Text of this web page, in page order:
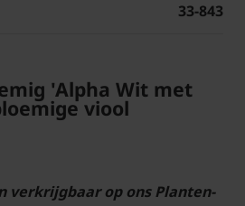
33-843
'Alpha Wit met
viool
verkrijgbaar op ons Planten-